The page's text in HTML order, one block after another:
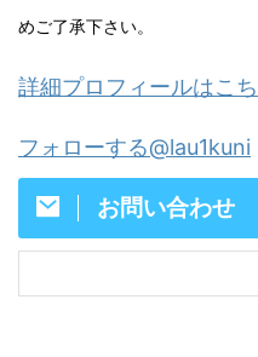
めご了承下さい。
詳細プロフィールはこ
フォローする@lau1kuni
お問い合わせ